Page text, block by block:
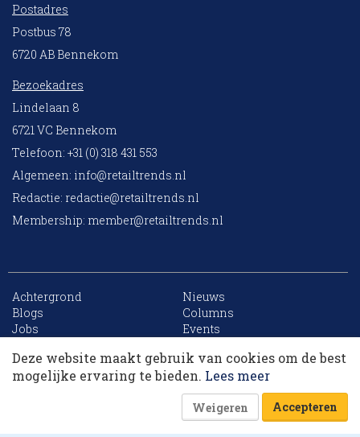
Postadres
Postbus 78
6720 AB Bennekom
Bezoekadres
Lindelaan 8
6721 VC Bennekom
Telefoon: +31 (0) 318 431 553
Algemeen: info@retailtrends.nl
Redactie: redactie@retailtrends.nl
Membership: member@retailtrends.nl
Achtergrond
Nieuws
Blogs
Columns
Jobs
Events
Archief
Sitemap
Website is powered by
Deze website maakt gebruik van cookies om de best
mogelijke ervaring te bieden. Lees meer
Weigeren Accepteren
10 collega’s
Korting op events